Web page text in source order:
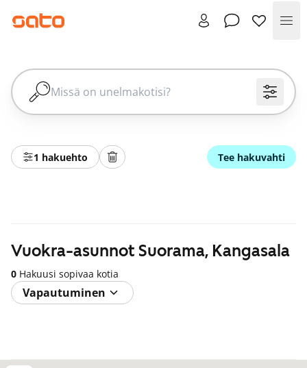
1 hakuehto Tee hakuvahti
Vuokra-asunnot Suorama, Kangasala
0 Hakuusi sopivaa kotia
Vapautuminen